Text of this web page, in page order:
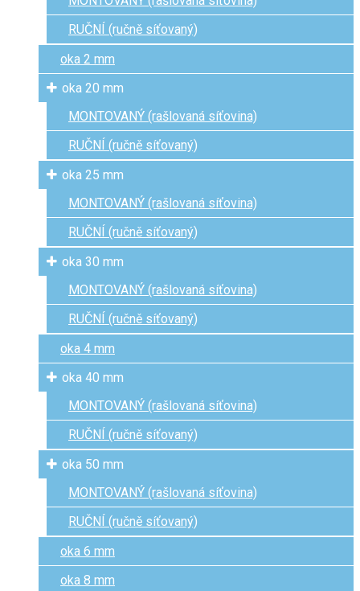
RUČNÍ (ručně síťovaný)
oka 2 mm
oka 20 mm
MONTOVANÝ (rašlovaná síťovina)
RUČNÍ (ručně síťovaný)
oka 25 mm
MONTOVANÝ (rašlovaná síťovina)
RUČNÍ (ručně síťovaný)
oka 30 mm
MONTOVANÝ (rašlovaná síťovina)
RUČNÍ (ručně síťovaný)
oka 4 mm
oka 40 mm
MONTOVANÝ (rašlovaná síťovina)
RUČNÍ (ručně síťovaný)
oka 50 mm
MONTOVANÝ (rašlovaná síťovina)
RUČNÍ (ručně síťovaný)
oka 6 mm
oka 8 mm